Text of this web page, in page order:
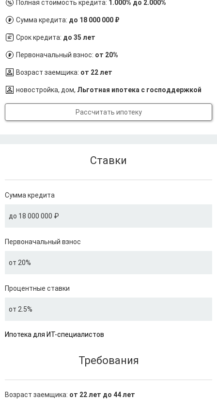
Полная стоимость кредита: 1.000% до 2.000%
Сумма кредита: до 18 000 000 ₽
Срок кредита: до 35 лет
Первоначальный взнос: от 20%
Возраст заемщика: от 22 лет
новостройка, дом, Льготная ипотека с господдержкой
Рассчитать ипотеку
Ставки
Сумма кредита
до 18 000 000 ₽
Первоначальный взнос
от 20%
Процентные ставки
от 2.5%
Ипотека для ИТ-специалистов
Требования
Возраст заемщика: от 22 лет до 44 лет